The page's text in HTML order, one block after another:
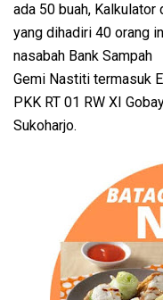
ada 50 buah, Kalkulator
yang dihadiri 40 orang
nasabah Bank Sampah
Gemi Nastiti termasuk
PKK RT 01 RW XI
Sukoharjo.